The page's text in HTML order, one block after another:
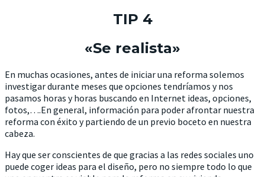
TIP 4
«Se realista»
En muchas ocasiones, antes de iniciar una reforma solemos
investigar durante meses que opciones tendríamos y nos
pasamos horas y horas buscando en Internet ideas, opciones,
fotos,….En general, información para poder afrontar nuestra
reforma con éxito y partiendo de un previo boceto en nuestra
cabeza.
Hay que ser conscientes de que gracias a las redes sociales uno
puede coger ideas para el diseño, pero no siempre todo lo que